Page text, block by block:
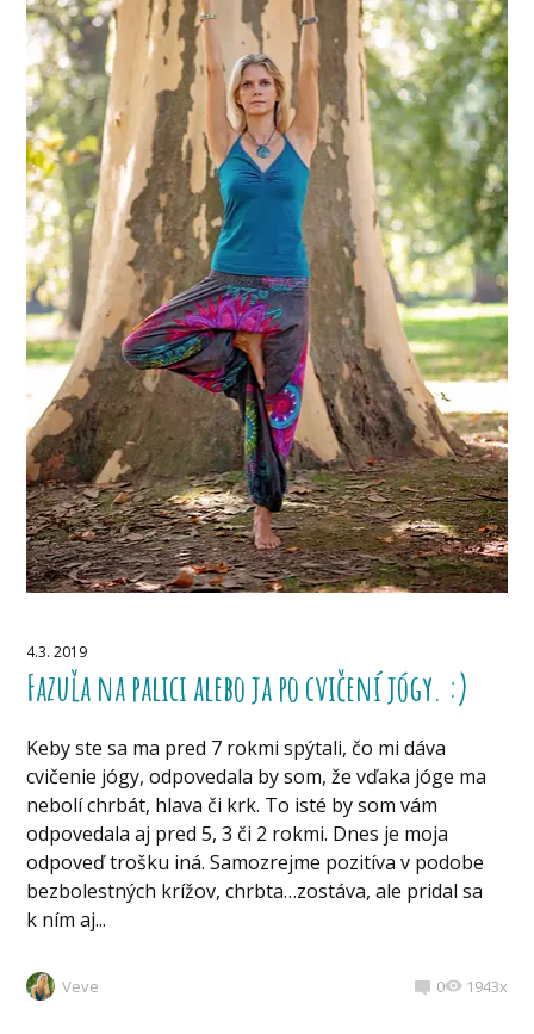
4.3. 2019
Fazuľa na palici alebo ja po cvičení jógy. :)
Keby ste sa ma pred 7 rokmi spýtali, čo mi dáva
cvičenie jógy, odpovedala by som, že vďaka jóge ma
nebolí chrbát, hlava či krk. To isté by som vám
odpovedala aj pred 5, 3 či 2 rokmi. Dnes je moja
odpoveď trošku iná. Samozrejme pozitíva v podobe
bezbolestných krížov, chrbta…zostáva, ale pridal sa
k ním aj...
Veve 0 1943x